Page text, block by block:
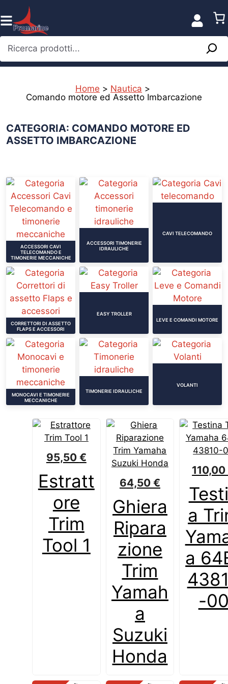
al
contenuto
Ricerca prodotti...
Home > Nautica >
Comando motore ed Assetto Imbarcazione
CATEGORIA: COMANDO MOTORE ED
ASSETTO IMBARCAZIONE
ACCESSORI CAVI
TELECOMANDO E
TIMONERIE MECCANICHE
ACCESSORI TIMONERIE
IDRAULICHE
CAVI TELECOMANDO
CORRETTORI DI ASSETTO
FLAPS E ACCESSORI
EASY TROLLER
LEVE E COMANDI MOTORE
MONOCAVI E TIMONERIE
MECCANICHE
TIMONERIE IDRAULICHE
VOLANTI
Estratt
ore
Trim
Tool 1
95,50 €
Ghiera
Ripara
zione
Trim
Yamah
a
Suzuki
Honda
64,50 €
a
a
-
110,00